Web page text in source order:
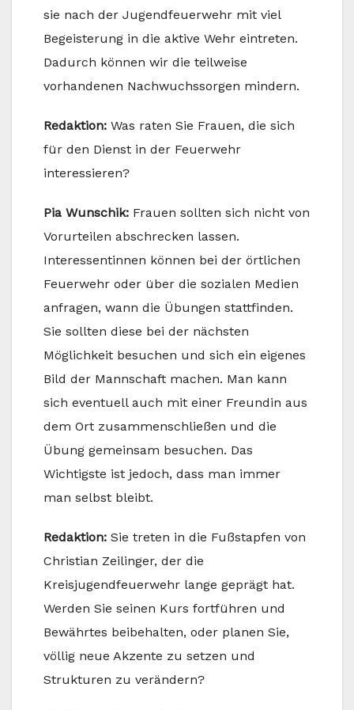
sie nach der Jugendfeuerwehr mit viel
Begeisterung in die aktive Wehr eintreten.
Dadurch können wir die teilweise
vorhandenen Nachwuchssorgen mindern.
Redaktion: Was raten Sie Frauen, die sich
für den Dienst in der Feuerwehr
interessieren?
Pia Wunschik: Frauen sollten sich nicht von
Vorurteilen abschrecken lassen.
Interessentinnen können bei der örtlichen
Feuerwehr oder über die sozialen Medien
anfragen, wann die Übungen stattfinden.
Sie sollten diese bei der nächsten
Möglichkeit besuchen und sich ein eigenes
Bild der Mannschaft machen. Man kann
sich eventuell auch mit einer Freundin aus
dem Ort zusammenschließen und die
Übung gemeinsam besuchen. Das
Wichtigste ist jedoch, dass man immer
man selbst bleibt.
Redaktion: Sie treten in die Fußstapfen von
Christian Zeilinger, der die
Kreisjugendfeuerwehr lange geprägt hat.
Werden Sie seinen Kurs fortführen und
Bewährtes beibehalten, oder planen Sie,
völlig neue Akzente zu setzen und
Strukturen zu verändern?